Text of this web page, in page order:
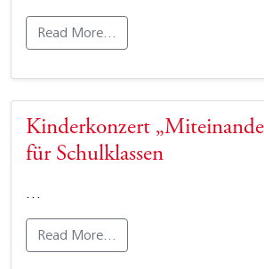
Read More…
Kinderkonzert
für Schulklassen
…
Read More…